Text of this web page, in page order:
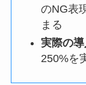
のNG表
まる
実際の導
250%を